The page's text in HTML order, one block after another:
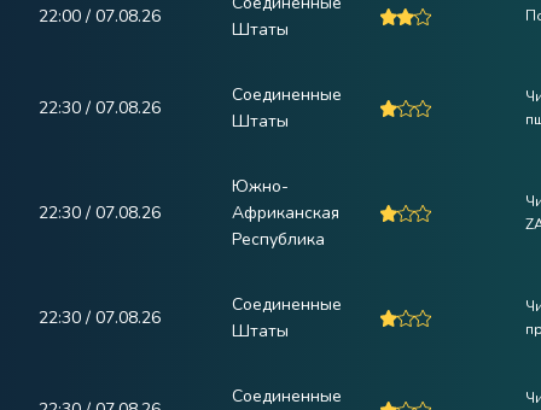
22:00 / 07.08.26
Штаты
22:30 / 07.08.26
Соединенные
Штаты
22:30 / 07.08.26
Южно-
Африканская
Республика
22:30 / 07.08.26
Соединенные
Штаты
Соединенные